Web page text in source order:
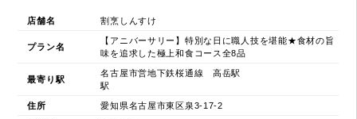
店舗名 割烹しんすけ
プラン名
【アニバーサリー】特別な日に職人技を堪能★食材の旨
味を追求した極上和食コース全8品
最寄り駅
名古屋市営地下鉄桜通線 高岳駅
駅
住所 愛知県名古屋市東区泉3-17-2